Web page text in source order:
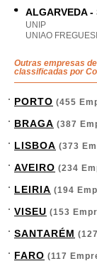
ALGARVEDA -
UNIP
UNIAO
Outras empresas
classificadas por
PORTO (455
BRAGA (387
LISBOA (373
AVEIRO (234
LEIRIA (194
VISEU (153
SANTARÉM
FARO (117